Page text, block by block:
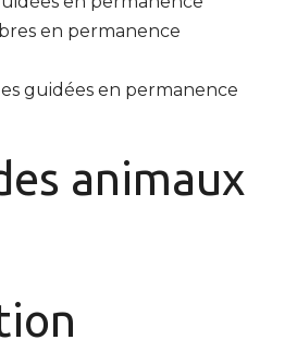
en permanence
guidées en permanence
animaux